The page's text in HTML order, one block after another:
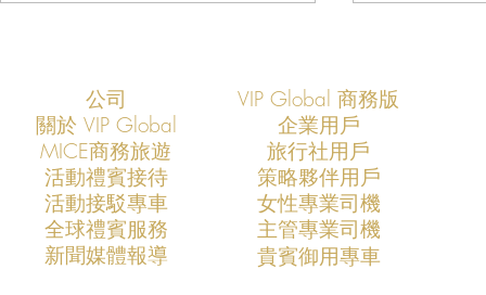
VIP Global：定義未來十年的高
端禮車服務標準
VIP Global
業戰略合作
公司
VIP Global 商務版
關於 VIP Global
企業用戶
​MICE商務旅遊
旅行社用戶
​活動禮賓接待
策略夥伴用戶
活動接駁專車
​全球禮賓服務
​新聞媒體報導
​女性專業司機
​主管專業司機
​貴賓御用專車